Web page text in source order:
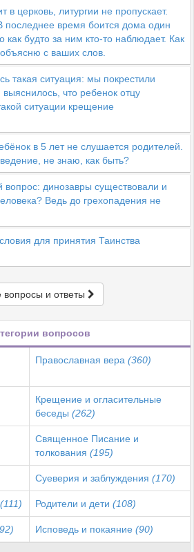
в церковь, литургии не пропускает.
последнее время боится дома один
как будто за ним кто-то наблюдает. Как
с ваших слов.
такая ситуация: мы покрестили
что ребенок отцу
ситуации крещение
в 5 лет не слушается родителей.
не знаю, как быть?
вопрос: динозавры существовали и
Ведь до грехопадения не
для принятия Таинства
вопросы и ответы
вопросов
Православная вера (360)
Крещение и огласительные
беседы (262)
Священное Писание и
толкования (195)
Суеверия и заблуждения (170)
(111) Родители и дети (108)
Исповедь и покаяние (90)